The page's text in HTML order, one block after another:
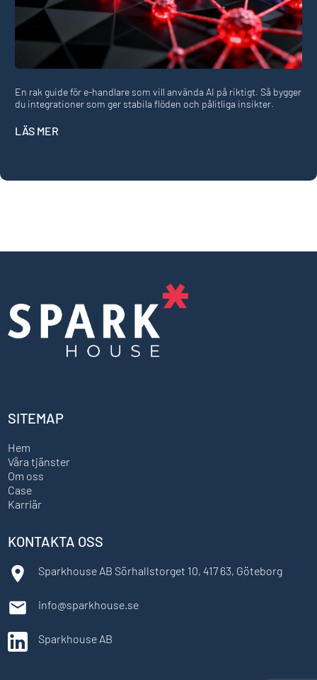
En rak guide för e-handlare som vill använda AI på riktigt. Så bygger
du integrationer som ger stabila flöden och pålitliga insikter.
LÄS MER
SITEMAP
Hem
Våra tjänster
Om oss
Case
Karriär
KONTAKTA OSS
Sparkhouse AB Sörhallstorget 10, 417 63, Göteborg
info@sparkhouse.se
Sparkhouse AB